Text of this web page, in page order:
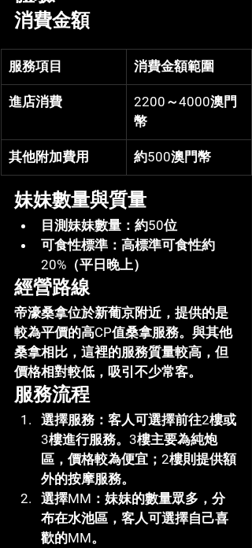
消費金額
服務項目 消費金額範圍
進店消費
2200～4000澳門
幣
其他附加費用 約500澳門幣
妹妹數量與質量
目測妹妹數量 ：約50位
可食性標準 ：高標準可食性約
20%（平日晚上）
經營路線
帝濠桑拿位於新葡京附近，提供的是
較為平價的高CP值桑拿服務。與其他
桑拿相比，這裡的服務質量較高，但
價格相對較低，吸引不少常客。
服務流程
選擇服務 ：客人可選擇前往2樓或
3樓進行服務。3樓主要為純炮
區，價格較為便宜；2樓則提供額
外的按摩服務。
選擇MM ：妹妹的數量眾多，分
布在水池區，客人可選擇自己喜
歡的MM。